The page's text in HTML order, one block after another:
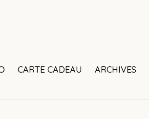
CARTE CADEAU ARCHIVES